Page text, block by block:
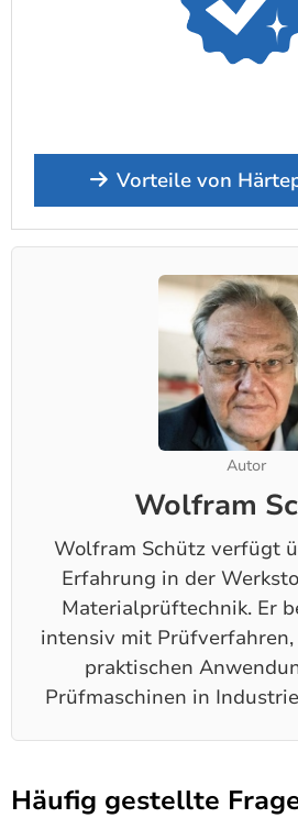
Vorteile von
Autor
Wolfram
Wolfram Schütz verfügt
Erfahrung in der
Materialprüftechnik. Er
intensiv mit
praktischen
Prüfmaschinen in
Häufig gestellte